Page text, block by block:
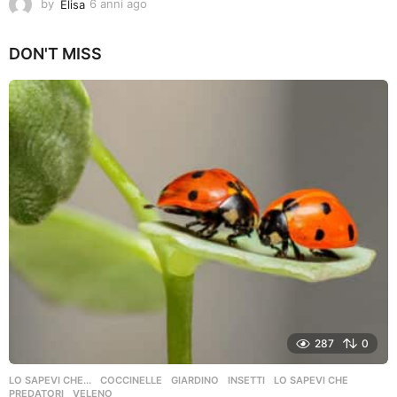
by Elisa 6 anni ago
DON'T MISS
287 0
LO SAPEVI CHE... COCCINELLE ,GIARDINO ,INSETTI ,LO SAPEVI CHE
PREDATORI
,VELENO